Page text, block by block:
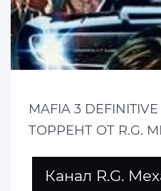
MAFIA 3
ТОРРЕНТ ОТ R.G.
Канал R.G.